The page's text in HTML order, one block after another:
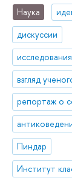
Наука
дискуссии
взгляд
репортаж о
Пиндар